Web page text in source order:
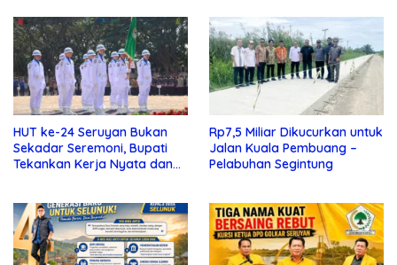
HUT ke-24 Seruyan Bukan
Sekadar Seremoni, Bupati
Tekankan Kerja Nyata dan
Rp7,5 Miliar Dikucurkan untuk
Jalan Kuala Pembuang –
Pelabuhan Segintung